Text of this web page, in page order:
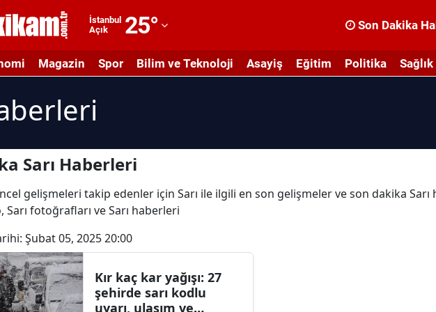
İstanbul
Açık
25°
Adıyaman
Amasya
Antalya
Artvin
Aydın
Balıkesir
Son Dakika
Magazin Spor Bilim ve Teknoloji Asayiş Eğitim Politika Sağlık
Sarı Haberleri
gelişmeleri takip edenler için Sarı ile ilgili en son gelişmeler ve son dakika Sarı
fotoğrafları ve Sarı haberleri
Şubat 05, 2025 20:00
Kır kaç kar yağışı: 27
şehirde sarı kodlu
uyarı, ulaşım ve